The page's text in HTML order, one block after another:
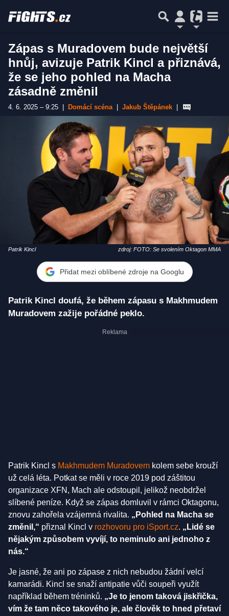
Zápas s Muradovem bude největší
hnůj, avizuje Patrik Kincl a přiznává,
že se jeho pohled na Macha
zásadně změnil
4. 6. 2025 – 9:25 Domácí scéna Jakub Štěpánek
Patrik Kincl zdroj: FOTO: Se svolením Oktagon MMA
Přidat mezi oblíbené zdroje na Googlu
Patrik Kincl doufá, že během zápasu s Makhmudem
Muradovem zažije pořádné peklo.
Patrik Kincl s Makhmudem Muradovem kolem sebe krouží
už celá léta. Potkat se měli v roce 2019 pod záštitou
organizace XFN, Mach ale odstoupil, jelikož neobdržel
slíbené peníze. Když se zápas domluvil v rámci Oktagonu,
znovu zahořela vzájemná rivalita. „Pohled na Macha se
změnil,“ přiznal Kincl v rozhovoru pro iSport.cz. „Lidé se
nějakým způsobem vyvíjí, to neminulo ani jednoho z
nás.“
Je jasné, že ani po zápase z nich nebudou žádní velcí
kamarádi. Kincl se snaží antipatie vůči soupeři využít
například během tréninků. „Je to jenom taková jiskřička,
vím že tam něco takového je, ale člověk to hned přetaví